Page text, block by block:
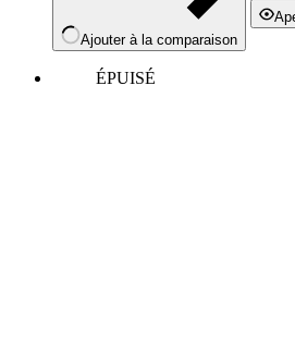
Ajouter à la comparaison
ÉPUISÉ